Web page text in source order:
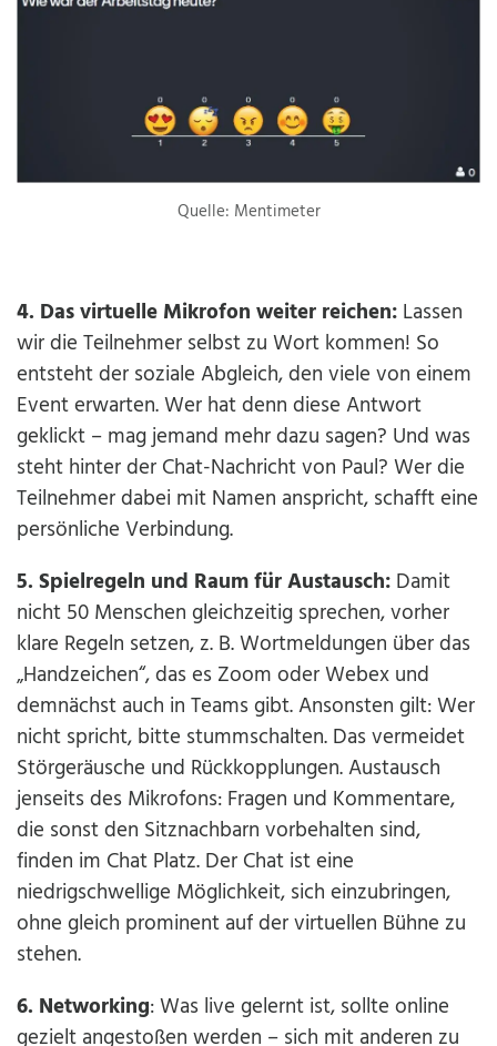
Quelle: Mentimeter
4. Das virtuelle Mikrofon weiter reichen: Lassen
wir die Teilnehmer selbst zu Wort kommen! So
entsteht der soziale Abgleich, den viele von einem
Event erwarten. Wer hat denn diese Antwort
geklickt – mag jemand mehr dazu sagen? Und was
steht hinter der Chat-Nachricht von Paul? Wer die
Teilnehmer dabei mit Namen anspricht, schafft eine
persönliche Verbindung.
5. Spielregeln und Raum für Austausch: Damit
nicht 50 Menschen gleichzeitig sprechen, vorher
klare Regeln setzen, z. B. Wortmeldungen über das
„Handzeichen“, das es Zoom oder Webex und
demnächst auch in Teams gibt. Ansonsten gilt: Wer
nicht spricht, bitte stummschalten. Das vermeidet
Störgeräusche und Rückkopplungen. Austausch
jenseits des Mikrofons: Fragen und Kommentare,
die sonst den Sitznachbarn vorbehalten sind,
finden im Chat Platz. Der Chat ist eine
niedrigschwellige Möglichkeit, sich einzubringen,
ohne gleich prominent auf der virtuellen Bühne zu
stehen.
6. Networking: Was live gelernt ist, sollte online
gezielt angestoßen werden – sich mit anderen zu